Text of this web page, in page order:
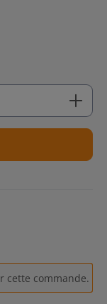
cette commande.